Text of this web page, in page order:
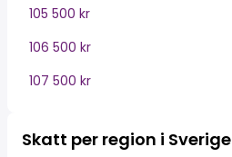
105 500 kr
106 500 kr
107 500 kr
Skatt per region i Sverige